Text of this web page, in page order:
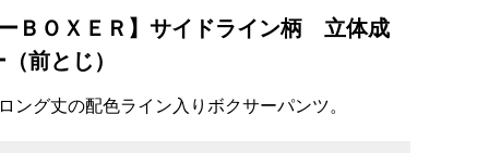
ＢＯＸＥＲ】サイドライン柄 立体成
前とじ）
ング丈の配色ライン入りボクサーパンツ。